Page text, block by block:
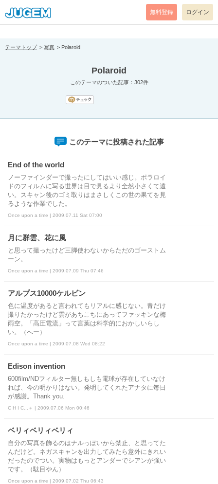
[pear_error: message="Success" code=0 mode=return level=notice
prefix="" info=""]
無料登録 ログイン
テーマトップ 写真 Polaroid
Polaroid
このテーマのついた記事：302件
このテーマに投稿された記事
End of the world
ノーファインダーで撮ったにしてはいい感じ。ポラロイ
ドのフィルムに写る世界は目で見るより全然小さくて遠
い。スキャン後のゴミ取りはまさしくこの世の果てを見
るような作業でした。
Once upon a time | 2009.07.11 Sat 07:00
月に群雲、花に風
と思って撮ったけど三脚使わないからただのゴーストム
ーン。
Once upon a time | 2009.07.09 Thu 07:46
アルプス10000ケルビン
色に温度があると言われてもリアルに感じない。青だけ
撮りたかったけど雲があちこちにあってファッキンな梅
雨空。「高圧電流」って言葉は科学的におかしいらし
い。（へー）
Once upon a time | 2009.07.08 Wed 08:22
Edison invention
600film/NDフィルター無しもしも電球が存在していなけ
れば、今の明かりはない。発明してくれたアナタに毎日
が感謝。Thank you.
C H I C...＋ | 2009.07.06 Mon 00:46
ベリィベリィベリィ
自分の写真を飾るのはナルっぽいから禁止、と思ってた
んだけど。ネガスキャンを出力してみたら意外にきれい
だったのでつい。実物はもっとアンダーでシアンが強い
です。（駄目やん）
Once upon a time | 2009.07.02 Thu 06:43